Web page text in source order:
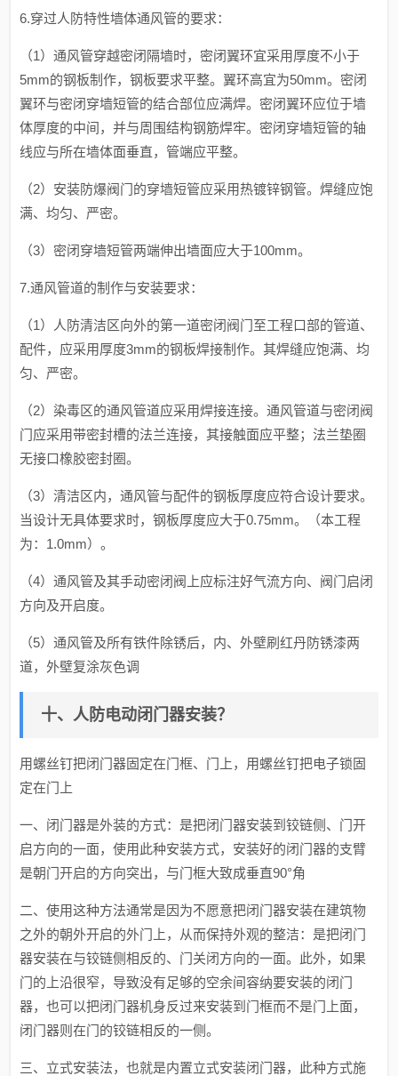
6.穿过人防特性墙体通风管的要求：
（1）通风管穿越密闭隔墙时，密闭翼环宜采用厚度不小于
5mm的钢板制作，钢板要求平整。翼环高宜为50mm。密闭
翼环与密闭穿墙短管的结合部位应满焊。密闭翼环应位于墙
体厚度的中间，并与周围结构钢筋焊牢。密闭穿墙短管的轴
线应与所在墙体面垂直，管端应平整。
（2）安装防爆阀门的穿墙短管应采用热镀锌钢管。焊缝应饱
满、均匀、严密。
（3）密闭穿墙短管两端伸出墙面应大于100mm。
7.通风管道的制作与安装要求：
（1）人防清洁区向外的第一道密闭阀门至工程口部的管道、
配件，应采用厚度3mm的钢板焊接制作。其焊缝应饱满、均
匀、严密。
（2）染毒区的通风管道应采用焊接连接。通风管道与密闭阀
门应采用带密封槽的法兰连接，其接触面应平整；法兰垫圈
无接口橡胶密封圈。
（3）清洁区内，通风管与配件的钢板厚度应符合设计要求。
当设计无具体要求时，钢板厚度应大于0.75mm。（本工程
为：1.0mm）。
（4）通风管及其手动密闭阀上应标注好气流方向、阀门启闭
方向及开启度。
（5）通风管及所有铁件除锈后，内、外壁刷红丹防锈漆两
道，外壁复涂灰色调
十、人防电动闭门器安装？
用螺丝钉把闭门器固定在门框、门上，用螺丝钉把电子锁固
定在门上
一、闭门器是外装的方式：是把闭门器安装到铰链侧、门开
启方向的一面，使用此种安装方式，安装好的闭门器的支臂
是朝门开启的方向突出，与门框大致成垂直90°角
二、使用这种方法通常是因为不愿意把闭门器安装在建筑物
之外的朝外开启的外门上，从而保持外观的整洁：是把闭门
器安装在与铰链侧相反的、门关闭方向的一面。此外，如果
门的上沿很窄，导致没有足够的空余间容纳要安装的闭门
器，也可以把闭门器机身反过来安装到门框而不是门上面，
闭门器则在门的铰链相反的一侧。
三、立式安装法，也就是内置立式安装闭门器，此种方式施